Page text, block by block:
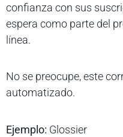
confianza con sus
espera como parte del
línea.
No se preocupe, este
automatizado.
Ejemplo: Glossier